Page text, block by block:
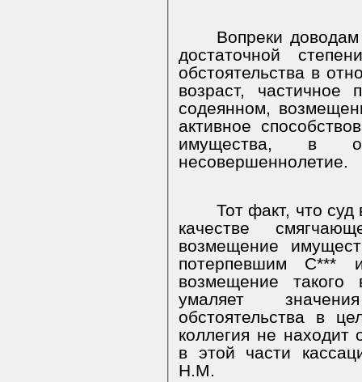
Вопреки
достаточной
обстоятельства в
возраст, частичное
содеянном,
активное
имущества, в
несовершеннолетие.
Тот факт, что
качестве
возмещение
потерпевшим
возмещение
умаляет
обстоятельства в
коллегия не находит
в этой части
Н.М.